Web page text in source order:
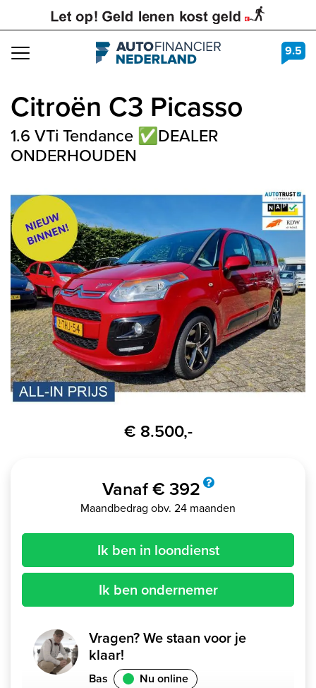
Navigation 9.5
Citroën C3 Picasso
1.6 VTi Tendance ✅DEALER
ONDERHOUDEN
€ 8.500,-
Vanaf € 392
Maandbedrag obv. 24 maanden
Ik ben in loondienst
Ik ben ondernemer
Vragen? We staan voor je
klaar!
Bas Nu online